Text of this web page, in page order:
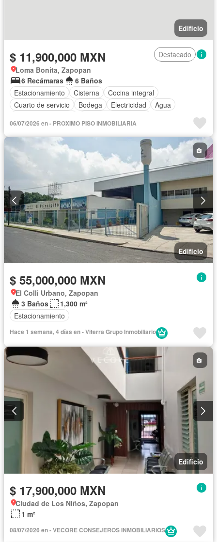
Edificio
$ 11,900,000 MXN
Destacado
Loma Bonita, Zapopan
6 Recámaras
6 Baños
Estacionamiento
Cisterna
Cocina integral
Cuarto de servicio
Bodega Electricidad
Agua
06/07/2026 en - PROXIMO PISO INMOBILIARIA
Edificio
$ 55,000,000 MXN
El Colli Urbano, Zapopan
3 Baños
1,300 m²
Estacionamiento
Hace 1 semana, 4 días en - Viterra Grupo Inmobiliario
Edificio
$ 17,900,000 MXN
Ciudad de Los Niños, Zapopan
1 m²
08/07/2026 en - VECORE CONSEJEROS INMOBILIARIOS